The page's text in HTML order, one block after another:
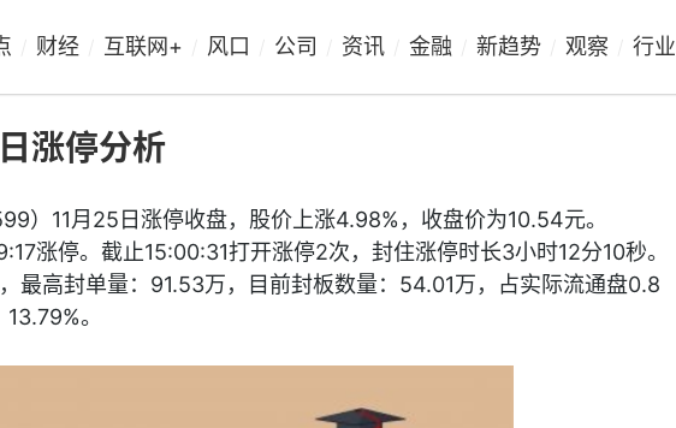
财经 互联网+ 风口 公司 资讯 金融 新趋势 观察 行业
涨停分析
）11月25日涨停收盘，股价上涨4.98%，收盘价为10.54元。
涨停。截止15:00:31打开涨停2次，封住涨停时长3小时12分10秒。
最高封单量：91.53万，目前封板数量：54.01万，占实际流通盘0.8
。